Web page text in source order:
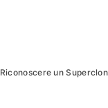
Riconoscere un